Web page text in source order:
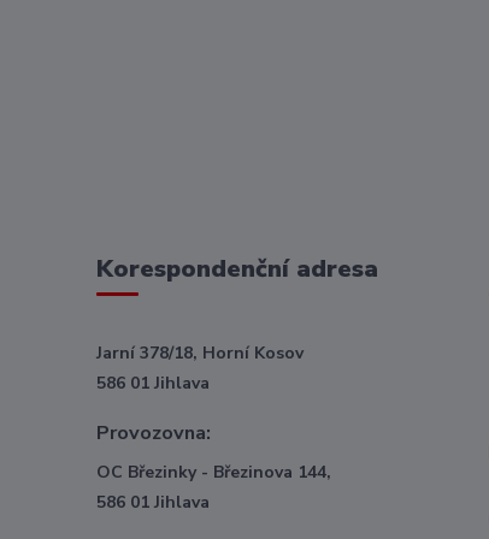
Korespondenční adresa
Jarní 378/18, Horní Kosov
586 01 Jihlava
Provozovna:
OC Březinky - Březinova 144,
586 01 Jihlava